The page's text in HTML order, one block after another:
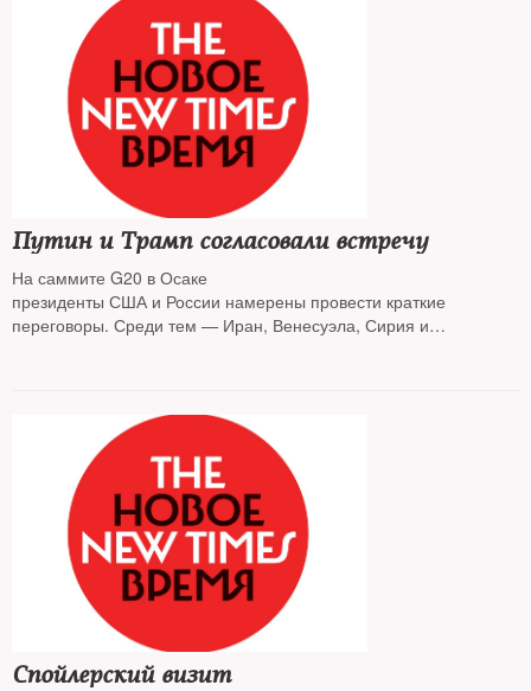
Путин и Трамп согласовали встречу
На саммите G20 в Осаке
президенты США и России намерены провести краткие
переговоры. Среди тем — Иран, Венесуэла, Сирия и
Спойлерский визит